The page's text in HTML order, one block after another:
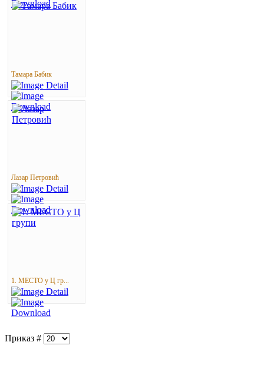
Тамара Бабик
Лазар Петровић
1. МЕСТО у Ц гр...
Приказ #